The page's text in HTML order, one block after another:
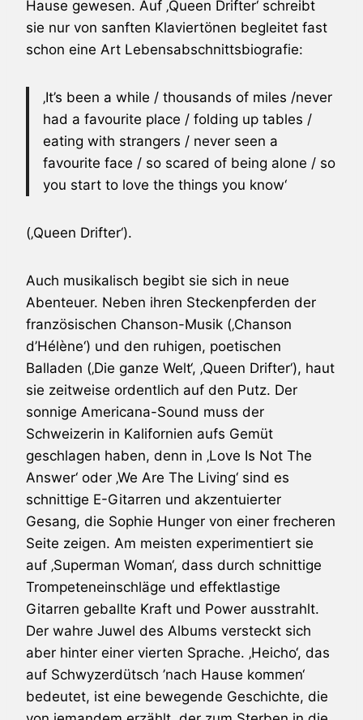
Hause gewesen. Auf ‚Queen Drifter‘ schreibt
sie nur von sanften Klaviertönen begleitet fast
schon eine Art Lebensabschnittsbiografie:
‚It’s been a while / thousands of miles /never
had a favourite place / folding up tables /
eating with strangers / never seen a
favourite face / so scared of being alone / so
you start to love the things you know‘
(‚Queen Drifter‘).
Auch musikalisch begibt sie sich in neue
Abenteuer. Neben ihren Steckenpferden der
französischen Chanson-Musik (‚Chanson
d’Hélène‘) und den ruhigen, poetischen
Balladen (‚Die ganze Welt‘, ‚Queen Drifter‘), haut
sie zeitweise ordentlich auf den Putz. Der
sonnige Americana-Sound muss der
Schweizerin in Kalifornien aufs Gemüt
geschlagen haben, denn in ‚Love Is Not The
Answer‘ oder ‚We Are The Living‘ sind es
schnittige E-Gitarren und akzentuierter
Gesang, die Sophie Hunger von einer frecheren
Seite zeigen. Am meisten experimentiert sie
auf ‚Superman Woman‘, dass durch schnittige
Trompeteneinschläge und effektlastige
Gitarren geballte Kraft und Power ausstrahlt.
Der wahre Juwel des Albums versteckt sich
aber hinter einer vierten Sprache. ‚Heicho‘, das
auf Schwyzerdütsch ’nach Hause kommen‘
bedeutet, ist eine bewegende Geschichte, die